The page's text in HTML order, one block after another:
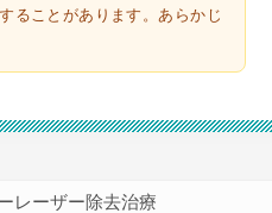
ることがあります。あらかじ
レーザー除去治療